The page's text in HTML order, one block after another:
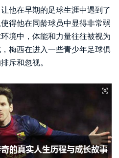
他在早期的足球生涯中遇到了
得他在同龄球员中显得非常弱
境中，体能和力量往往被视为
梅西在进入一些青少年足球俱
斥和忽视。